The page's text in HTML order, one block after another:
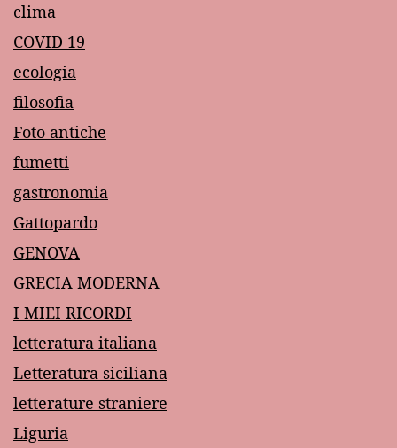
clima
COVID 19
ecologia
filosofia
Foto antiche
fumetti
gastronomia
Gattopardo
GENOVA
GRECIA MODERNA
I MIEI RICORDI
letteratura italiana
Letteratura siciliana
letterature straniere
Liguria